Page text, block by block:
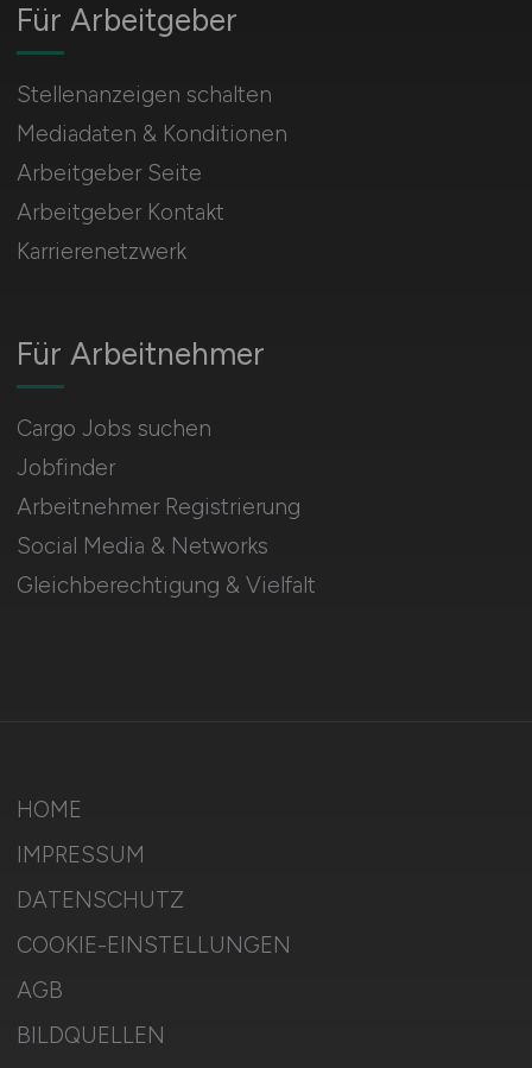
Für Arbeitnehmer
Cargo Jobs suchen
Jobfinder
Arbeitnehmer Registrierung
Social Media & Networks
Gleichberechtigung & Vielfalt
Für Arbeitgeber
Stellenanzeigen schalten
Mediadaten & Konditionen
Arbeitgeber Seite
Arbeitgeber Kontakt
Karrierenetzwerk
HOME
IMPRESSUM
DATENSCHUTZ
COOKIE-EINSTELLUNGEN
AGB
BILDQUELLEN